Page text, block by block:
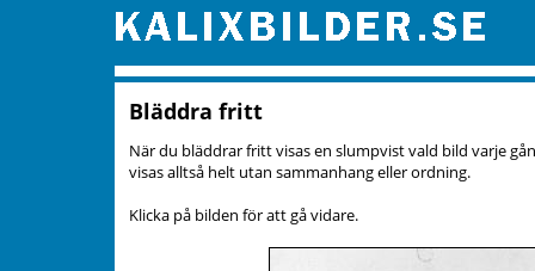
Bläddra fritt
När du bläddrar fritt visas en slumpvist vald bild varje
visas alltså helt utan sammanhang eller ordning.
Klicka på bilden för att gå vidare.